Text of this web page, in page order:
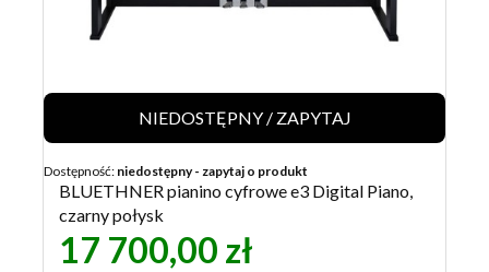
NIEDOSTĘPNY / ZAPYTAJ
Dostępność: niedostępny - zapytaj o produkt
BLUETHNER pianino cyfrowe e3 Digital Piano,
czarny połysk
17 700,00 zł